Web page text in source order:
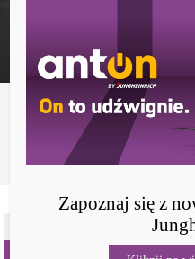
Elektryczny wózek widłowy
Zapoznaj się z